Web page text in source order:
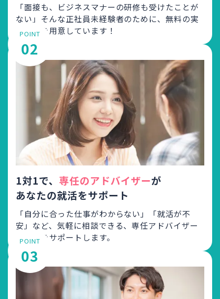
「面接も、ビジネスマナーの研修も受けたことが
ない」 そんな正社員未経験者のために、無料の実
践講座を用意しています！
POINT
02
1対1で、 専任のアドバイザーが
あなたの就活をサポート
「自分に合った仕事がわからない」「就活が不
安」など、 気軽に相談できる、専任アドバイザー
が就活をサポートします。
POINT
03